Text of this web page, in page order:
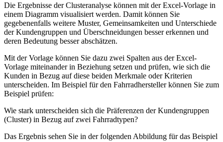
Die Ergebnisse der Clusteranalyse können mit der Excel-Vorlage in
einem Diagramm visualisiert werden. Damit können Sie
gegebenenfalls weitere Muster, Gemeinsamkeiten und Unterschiede
der Kundengruppen und Überschneidungen besser erkennen und
deren Bedeutung besser abschätzen.
Mit der Vorlage können Sie dazu zwei Spalten aus der Excel-
Vorlage miteinander in Beziehung setzen und prüfen, wie sich die
Kunden in Bezug auf diese beiden Merkmale oder Kriterien
unterscheiden. Im Beispiel für den Fahrradhersteller können Sie zum
Beispiel prüfen:
Wie stark unterscheiden sich die Präferenzen der Kundengruppen
(Cluster) in Bezug auf zwei Fahrradtypen?
Das Ergebnis sehen Sie in der folgenden Abbildung für das Beispiel